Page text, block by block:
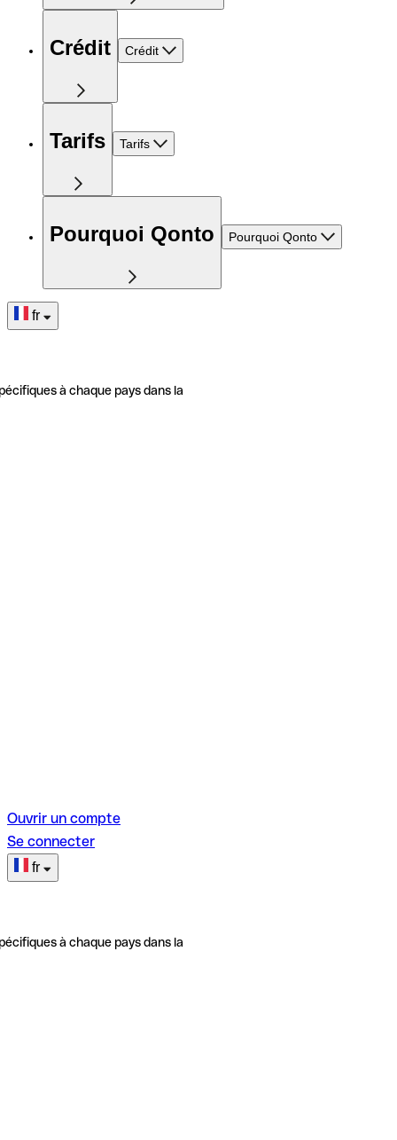
Crédit Crédit
Tarifs Tarifs
Pourquoi Qonto Pourquoi Qonto
fr
à chaque pays dans la
Ouvrir un compte
Se connecter
fr
à chaque pays dans la